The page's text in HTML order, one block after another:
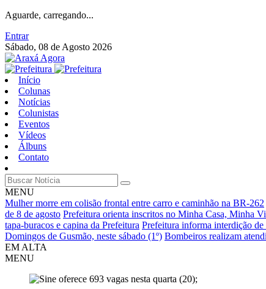
Aguarde, carregando...
Entrar
Sábado, 08 de Agosto 2026
Início
Colunas
Notícias
Colunistas
Eventos
Vídeos
Álbuns
Contato
MENU
Mulher morre em colisão frontal entre carro e caminhão na BR-262
de 8 de agosto Prefeitura orienta inscritos no Minha Casa, Minha
tapa-buracos e capina da Prefeitura Prefeitura informa interdição
Domingos de Gusmão, neste sábado (1º) Bombeiros realizam
EM ALTA
MENU